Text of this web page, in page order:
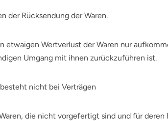
der Rücksendung der Waren.
etwaigen Wertverlust der Waren nur
Umgang mit ihnen zurückzuführen ist.
nicht bei Verträgen
die nicht vorgefertigt sind und für